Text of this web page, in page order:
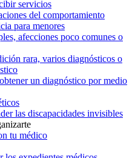
servicios
del comportamiento
para menores
afecciones poco comunes o
rara, varios diagnósticos o
un diagnóstico por medio
las discapacidades invisibles
tu médico